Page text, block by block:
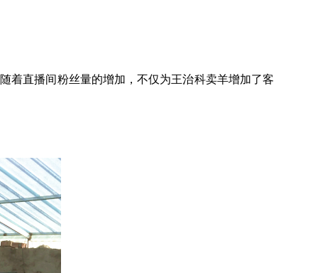
着直播间粉丝量的增加，不仅为王治科卖羊增加了客